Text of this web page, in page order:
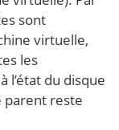
sont
virtuelle,
les
l’état du disque
parent reste